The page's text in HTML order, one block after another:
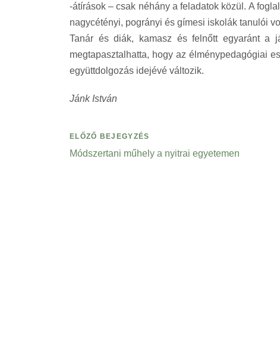
-átírások – csak néhány a feladatok közül. A
nagycétényi, pogrányi és gímesi iskolák tanulói
Tanár és diák, kamasz és felnőtt egyaránt a
megtapasztalhatta, hogy az élménypedagógiai
együttdolgozás idejévé változik.
Jánk István
ELŐZŐ BEJEGYZÉS
Módszertani műhely a nyitrai egyetemen